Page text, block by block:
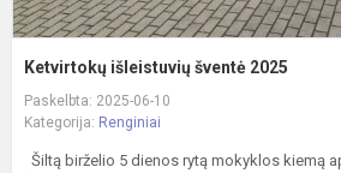
Ketvirtokų išleistuvių šventė 2025
Paskelbta: 2025-06-10
Kategorija: Renginiai
Šiltą birželio 5 dienos rytą mokyklos kiemą